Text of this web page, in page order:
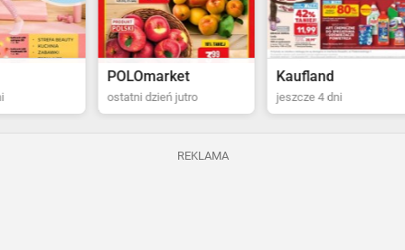
jutro
Kaufland
jeszcze 4 dni
Biedronka
ostatni dzień jutro
REKLAMA